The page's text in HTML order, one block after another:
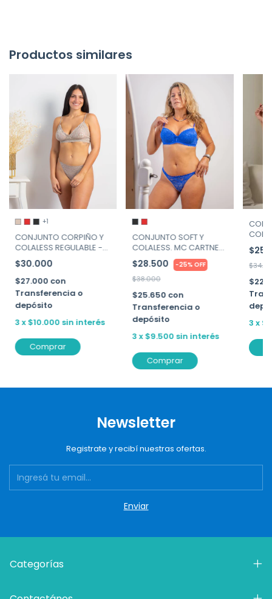
Productos similares
+1
CONJUNTO CORPIÑO Y
COLALESS REGULABLE -
ALIS - ART. 583
$30.000
$27.000 con
Transferencia o
depósito
3 x$10.000 sin interés
Comprar
CONJUNTO SOFT Y
COLALESS. MC CARTNEY
ART. 9
$28.500 -25% OFF
$38.000
$25.650 con
Transferencia o
depósito
3x$9.500 sin interés
Comprar
3 x
Newsletter
Registrate y recibí nuestras ofertas.
Categorías